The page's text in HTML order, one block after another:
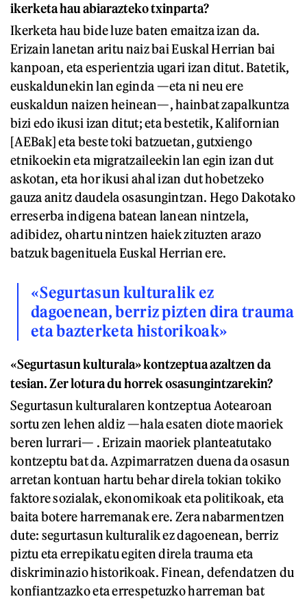
ikerketa hau abiarazteko txinparta?
Ikerketa hau bide luze baten emaitza izan da.
Erizain lanetan aritu naiz bai Euskal Herrian bai
kanpoan, eta esperientzia ugari izan ditut. Batetik,
euskaldunekin lan eginda —eta ni neu ere
euskaldun naizen heinean—, hainbat zapalkuntza
bizi edo ikusi izan ditut; eta bestetik, Kalifornian
[AEBak] eta beste toki batzuetan, gutxiengo
etnikoekin eta migratzaileekin lan egin izan dut
askotan, eta hor ikusi ahal izan dut hobetzeko
gauza anitz daudela osasungintzan. Hego Dakotako
erreserba indigena batean lanean nintzela,
adibidez, ohartu nintzen haiek zituzten arazo
batzuk bagenituela Euskal Herrian ere.
«Segurtasun kulturalik ez
dagoenean, berriz pizten dira trauma
eta bazterketa historikoak»
«Segurtasun kulturala» kontzeptua azaltzen da
tesian. Zer lotura du horrek osasungintzarekin?
Segurtasun kulturalaren kontzeptua Aotearoan
sortu zen lehen aldiz —hala esaten diote maoriek
beren lurrari— . Erizain maoriek planteatutako
kontzeptu bat da. Azpimarratzen duena da osasun
arretan kontuan hartu behar direla tokian tokiko
faktore sozialak, ekonomikoak eta politikoak, eta
baita botere harremanak ere. Zera nabarmentzen
dute: segurtasun kulturalik ez dagoenean, berriz
piztu eta errepikatu egiten direla trauma eta
diskriminazio historikoak. Finean, defendatzen du
konfiantzazko eta errespetuzko harreman bat